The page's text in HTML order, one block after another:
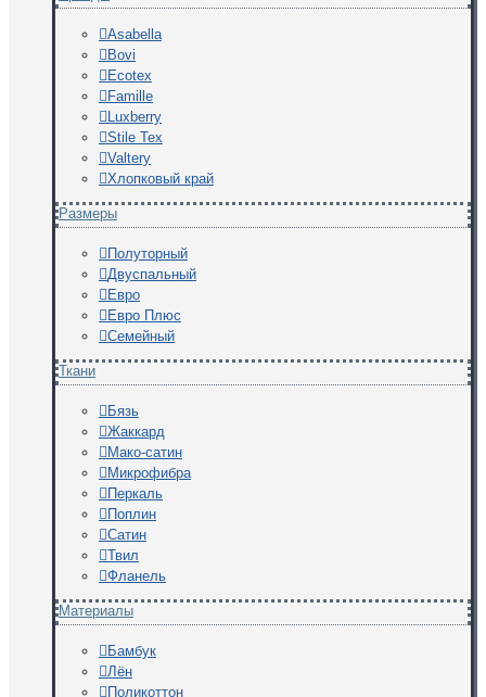
Asabella
Bovi
Ecotex
Famille
Luxberry
Stile Tex
Valtery
Хлопковый край
Размеры
Полуторный
Двуспальный
Евро
Евро Плюс
Семейный
Ткани
Бязь
Жаккард
Мако-сатин
Микрофибра
Перкаль
Поплин
Сатин
Твил
Фланель
Материалы
Бамбук
Лён
Поликоттон